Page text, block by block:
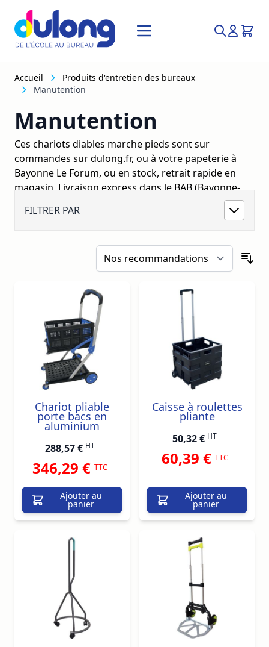
Allez au contenu
Rechercher
Accueil
Produits d'entretien des bureaux
Manutention
Manutention
Ces chariots diables marche pieds sont sur
commandes sur dulong.fr, ou à votre papeterie à
Bayonne Le Forum, ou en stock, retrait rapide en
magasin, Livraison express dans le BAB (Bayonne-
FILTRER PAR
Chariot pliable
porte bacs en
aluminium
288,57 € HT
346,29 € TTC
Ajouter au
panier
Caisse à roulettes
pliante
50,32 € HT
60,39 € TTC
Ajouter au
panier